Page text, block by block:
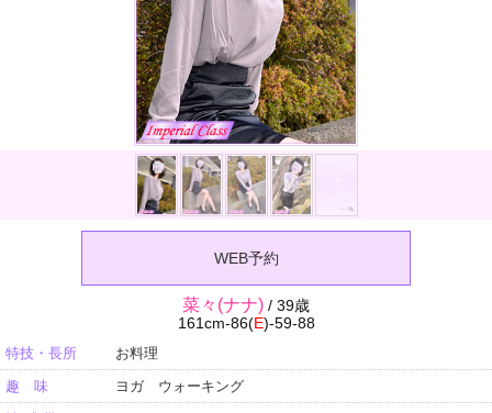
WEB予約
菜々(ナナ) / 39歳
161cm-86(E)-59-88
特技・長所
お料理
趣 味
ヨガ ウォーキング